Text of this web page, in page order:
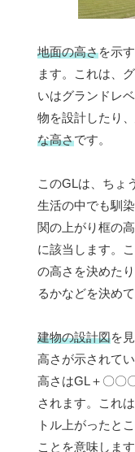
地面の高さを示
ます。これは、
いはグランドレ
物を設計したり
な高さです。
このGLは、ちょ
生活の中でも馴
関の上がり框の
に該当します。
の高さを決めた
るかなどを決めて
建物の設計図を
高さが示されて
高さはGL＋〇〇
されます。これ
トル上がったと
ことを意味しま